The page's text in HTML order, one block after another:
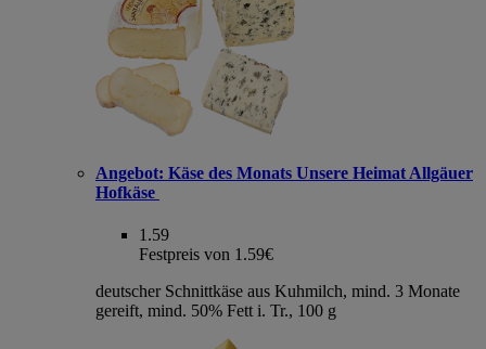
Angebot: Käse des Monats Unsere Heimat Allgäuer
Hofkäse
1.59
Festpreis von 1.59€
deutscher Schnittkäse aus Kuhmilch, mind. 3 Monate
gereift, mind. 50% Fett i. Tr., 100 g